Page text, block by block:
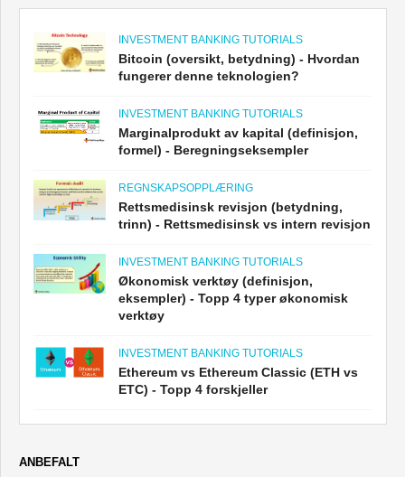
INVESTMENT BANKING TUTORIALS
Bitcoin (oversikt, betydning) - Hvordan
fungerer denne teknologien?
INVESTMENT BANKING TUTORIALS
Marginalprodukt av kapital (definisjon,
formel) - Beregningseksempler
REGNSKAPSOPPLÆRING
Rettsmedisinsk revisjon (betydning,
trinn) - Rettsmedisinsk vs intern revisjon
INVESTMENT BANKING TUTORIALS
Økonomisk verktøy (definisjon,
eksempler) - Topp 4 typer økonomisk
verktøy
INVESTMENT BANKING TUTORIALS
Ethereum vs Ethereum Classic (ETH vs
ETC) - Topp 4 forskjeller
ANBEFALT